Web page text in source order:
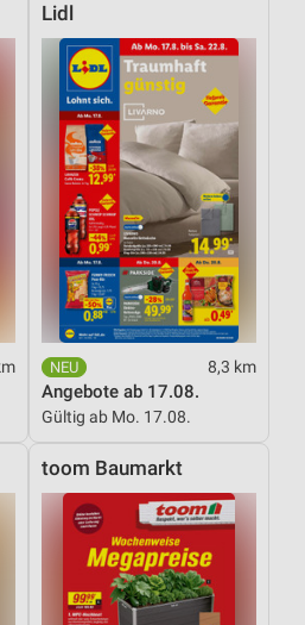
Lidl
8,3 km
Angebote ab 17.08.
Gültig ab Mo. 17.08.
toom Baumarkt